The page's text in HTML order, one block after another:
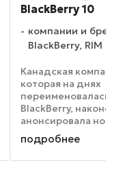
BlackBerry 10
компании и
BlackBerry, RIM
Канадская
которая на днях
переименовалась в
BlackBerry, наконец
анонсировала
коммуникаторы,
на платформе
По ожиданиям
подробнее